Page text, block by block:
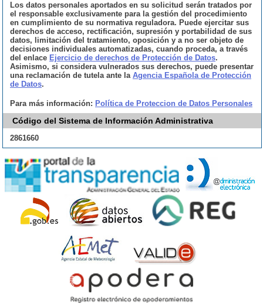
Los datos personales aportados en su solicitud serán tratados por
el responsable exclusivamente para la gestión del procedimiento
en cumplimiento de su normativa reguladora. Puede ejercitar sus
derechos de acceso, rectificación, supresión y portabilidad de sus
datos, limitación del tratamiento, oposición y a no ser objeto de
decisiones individuales automatizadas, cuando proceda, a través
del enlace Ejercicio de derechos de Protección de Datos.
Asimismo, si considera vulnerados sus derechos, puede presentar
una reclamación de tutela ante la Agencia Española de Protección
de Datos.
Para más información: Política de Proteccion de Datos Personales
Código del Sistema de Información Administrativa
2861660